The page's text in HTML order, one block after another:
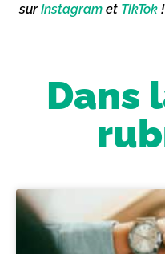
surInstagram et TikTok !
Dans